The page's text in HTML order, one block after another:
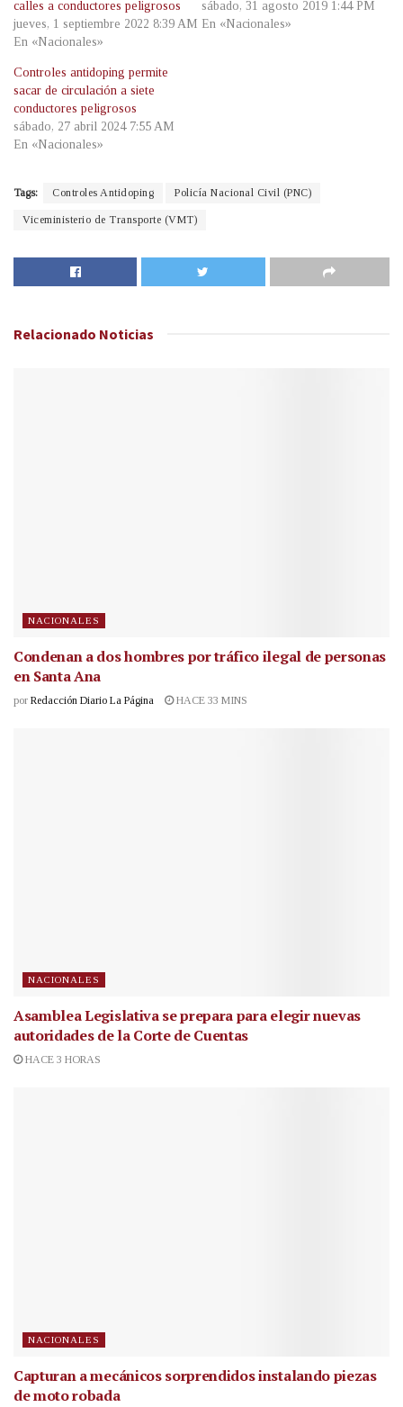
calles a conductores peligrosos
jueves, 1 septiembre 2022 8:39 AM
En «Nacionales»
sábado, 31 agosto 2019 1:44 PM
En «Nacionales»
Controles antidoping permite
sacar de circulación a siete
conductores peligrosos
sábado, 27 abril 2024 7:55 AM
En «Nacionales»
Tags: Controles Antidoping Policía Nacional Civil (PNC)
Viceministerio de Transporte (VMT)
Relacionado Noticias
NACIONALES
Condenan a dos hombres por tráfico ilegal de personas
en Santa Ana
por Redacción Diario La Página HACE 33 MINS
NACIONALES
Asamblea Legislativa se prepara para elegir nuevas
autoridades de la Corte de Cuentas
HACE 3 HORAS
NACIONALES
Capturan a mecánicos sorprendidos instalando piezas
de moto robada